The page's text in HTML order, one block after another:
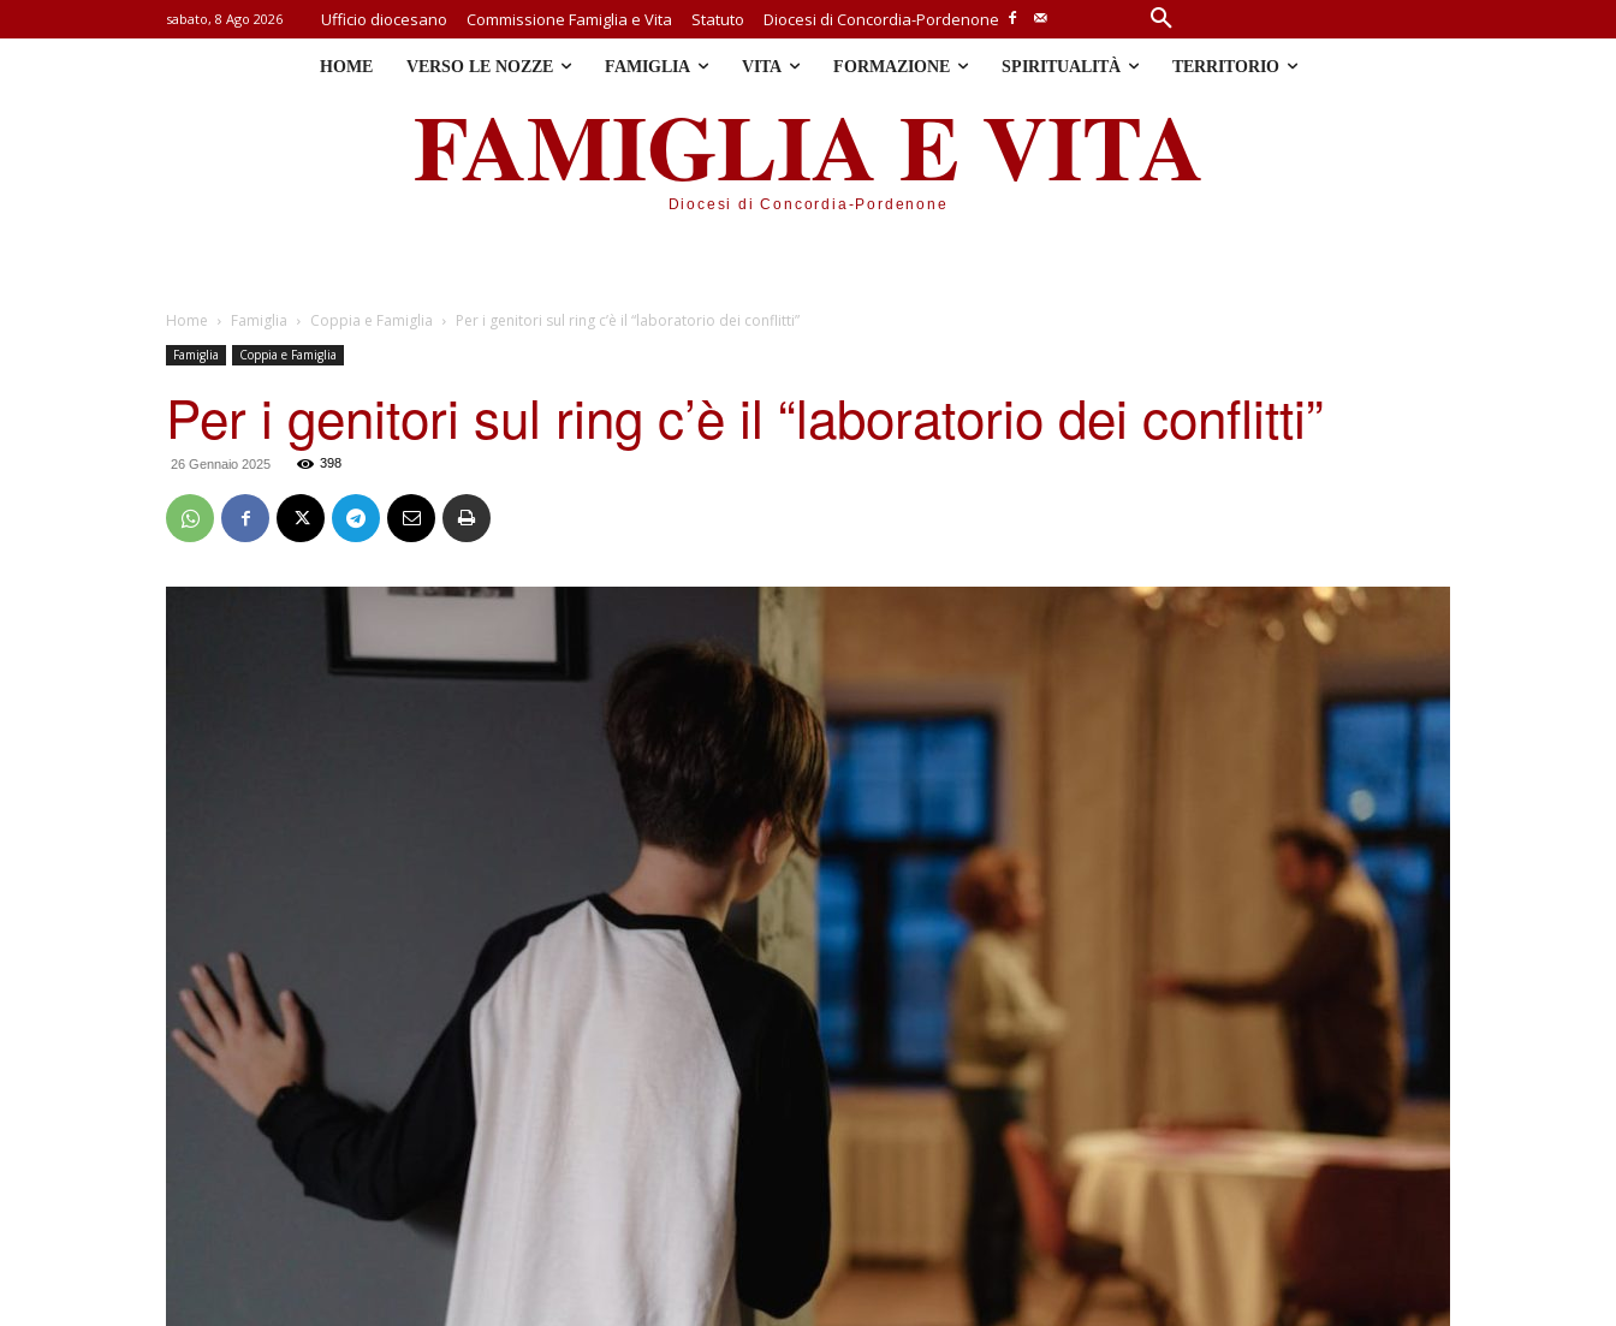
sabato, 8 Ago 2026 Ufficio diocesano Commissione Famiglia e Vita Statuto Diocesi di Concordia-Pordenone
HOME VERSO LE NOZZE FAMIGLIA VITA FORMAZIONE SPIRITUALITÀ TERRITORIO
FAMIGLIA E VITA
Diocesi di Concordia-Pordenone
Home Famiglia Coppia e Famiglia Per i genitori sul ring c’è il “laboratorio dei conflitti”
Famiglia Coppia e Famiglia
Per i genitori sul ring c’è il “laboratorio dei conflitti”
26 Gennaio 2025 398